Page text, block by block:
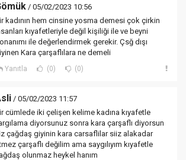
/ 05/02/2023 10:56
kadının hem cinsine yosma demesi çok çirkin
kıyafetleriyle değil kişiliği ile ve beyni
ile değerlendirmek gerekir. Çsğ dışı
Kara çarşaflılara ne demeli
Yanıtla (0) (0)
/ 05/02/2023 11:57
cümlede iki çelişen kelime kadına kıyafetle
diyorsunuz sonra kara çarşaflı diyorsun
çağdaş giyinin kara carsaflilar siiz alakadar
çarşaflı değilim ama saygılıyım kıyafetle
olunmaz heykel hanım